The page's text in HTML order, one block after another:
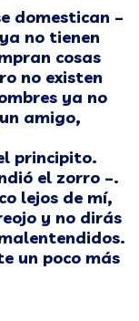
domestican –
no tienen
cosas
no existen
ya no
amigo,
principito.
el zorro –.
lejos de mí,
y no dirás
un poco más